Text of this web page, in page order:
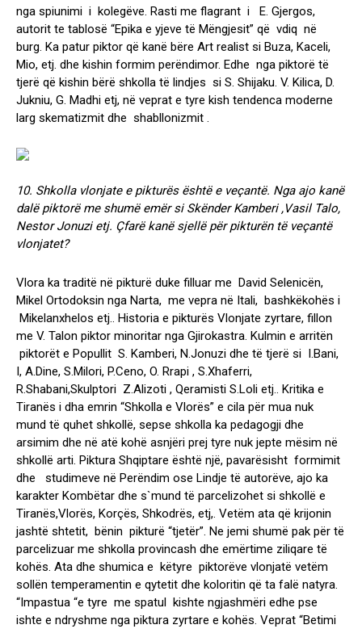
nga spiunimi i kolegëve. Rasti me flagrant i E. Gjergos,
autorit te tablosë “Epika e yjeve të Mëngjesit” që vdiq në
burg. Ka patur piktor që kanë bëre Art realist si Buza, Kaceli,
Mio, etj. dhe kishin formim perëndimor. Edhe nga piktorë të
tjerë që kishin bërë shkolla të lindjes si S. Shijaku. V. Kilica, D.
Jukniu, G. Madhi etj, në veprat e tyre kish tendenca moderne
larg skematizmit dhe shabllonizmit .
10. Shkolla vlonjate e pikturës është e veçantë. Nga ajo kanë
dalë piktorë me shumë emër si Skënder Kamberi ,Vasil Talo,
Nestor Jonuzi etj. Çfarë kanë sjellë për pikturën të veçantë
vlonjatet?
Vlora ka traditë në pikturë duke filluar me David Selenicën,
Mikel Ortodoksin nga Narta, me vepra në Itali, bashkëkohës i
Mikelanxhelos etj.. Historia e pikturës Vlonjate zyrtare, fillon
me V. Talon piktor minoritar nga Gjirokastra. Kulmin e arritën
piktorët e Popullit S. Kamberi, N.Jonuzi dhe të tjerë si I.Bani,
I, A.Dine, S.Milori, P.Ceno, O. Rrapi , S.Xhaferri,
R.Shabani,Skulptori Z.Alizoti , Qeramisti S.Loli etj.. Kritika e
Tiranës i dha emrin “Shkolla e Vlorës” e cila për mua nuk
mund të quhet shkollë, sepse shkolla ka pedagogji dhe
arsimim dhe në atë kohë asnjëri prej tyre nuk jepte mësim në
shkollë arti. Piktura Shqiptare është një, pavarësisht formimit
dhe studimeve në Perëndim ose Lindje të autorëve, ajo ka
karakter Kombëtar dhe s`mund të parcelizohet si shkollë e
Tiranës,Vlorës, Korçës, Shkodrës, etj,. Vetëm ata që krijonin
jashtë shtetit, bënin pikturë “tjetër”. Ne jemi shumë pak për të
parcelizuar me shkolla provincash dhe emërtime ziliqare të
kohës. Ata dhe shumica e këtyre piktorëve vlonjatë vetëm
sollën temperamentin e qytetit dhe koloritin që ta falë natyra.
“Impastua “e tyre me spatul kishte ngjashmëri edhe pse
ishte e ndryshme nga piktura zyrtare e kohës. Veprat “Betimi